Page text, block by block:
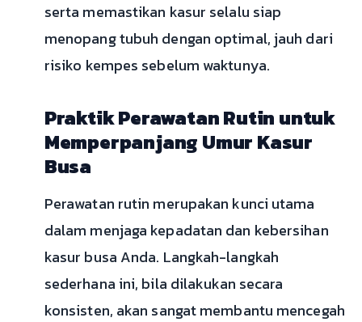
serta memastikan kasur selalu siap
menopang tubuh dengan optimal, jauh dari
risiko kempes sebelum waktunya.
Praktik Perawatan Rutin untuk
Memperpanjang Umur Kasur
Busa
Perawatan rutin merupakan kunci utama
dalam menjaga kepadatan dan kebersihan
kasur busa Anda. Langkah-langkah
sederhana ini, bila dilakukan secara
konsisten, akan sangat membantu mencegah